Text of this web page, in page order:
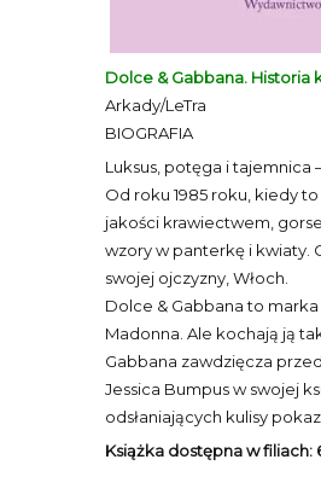
Dolce & Gabbana.
Arkady/LeTra
BIOGRAFIA
Luksus, potęga i tajemnica
Od roku 1985 roku, kiedy
jakości krawiectwem,
wzory w panterkę i kwiaty.
swojej ojczyzny, Włoch.
Dolce & Gabbana to
Madonna. Ale kochają ją
Gabbana zawdzięcza
Jessica Bumpus w swojej
odsłaniających kulisy
Książka dostępna w filiach: